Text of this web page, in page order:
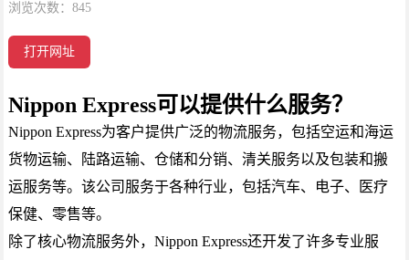
浏览次数：845
打开网址
Nippon Express可以提供什么服务？
Nippon Express为客户提供广泛的物流服务，包括空运和海运
货物运输、陆路运输、仓储和分销、清关服务以及包装和搬
运服务等。该公司服务于各种行业，包括汽车、电子、医疗
保健、零售等。
除了核心物流服务外，Nippon Express还开发了许多专业服